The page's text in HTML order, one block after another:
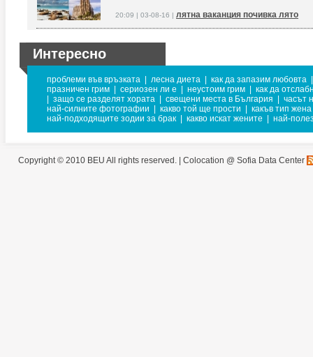
20:09 | 03-08-16 | лятна ваканция почивка лято
Интересно
проблеми във връзката лесна диета как да запазим любовта
празничен грим
сериозен ли е неустоим грим
как да
защо се разделят хората свещени места в България
часът
най-силните фотографии
какво той ще прости
какъв тип жена
най-подходящите зодии за брак
какво искат жените най-
Copyright © 2010 BEU All rights reserved. | Colocation @ Sofia Data Center